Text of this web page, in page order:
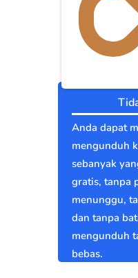
Anda dapat
mengunduh
sebanyak
gratis, tanpa
menunggu,
dan tanpa
mengunduh
bebas.